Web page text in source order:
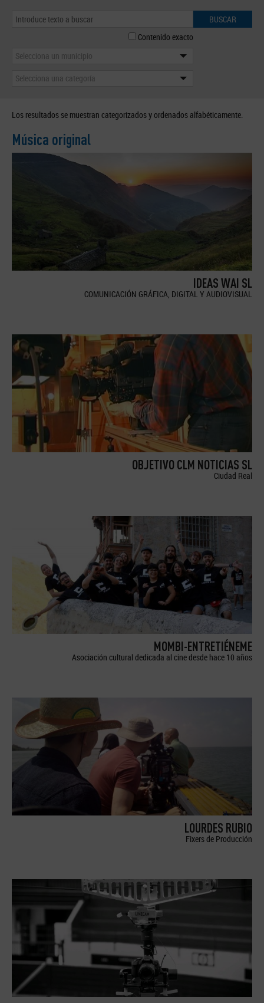
BUSCAR
Contenido exacto
Selecciona un municipio
Selecciona una categoría
Los resultados se muestran categorizados y ordenados alfabéticamente.
Música original
IDEAS WAI SL
COMUNICACIÓN GRÁFICA, DIGITAL Y AUDIOVISUAL
OBJETIVO CLM NOTICIAS SL
Ciudad Real
MOMBI-ENTRETIÉNEME
Asociación cultural dedicada al cine desde hace 10 años
LOURDES RUBIO
Fixers de Producción